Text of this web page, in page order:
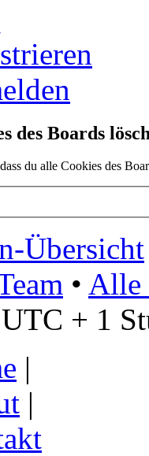
des Boards
du alle Cookies des
Übersicht
• Alle
+ 1
|
|